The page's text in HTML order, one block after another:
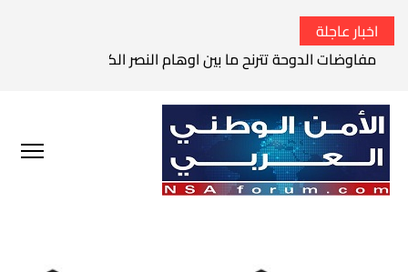
اخبار عاجلة
مفاوضات الدوحة تترنح ما بين اوهام النصر الكامل وواقع